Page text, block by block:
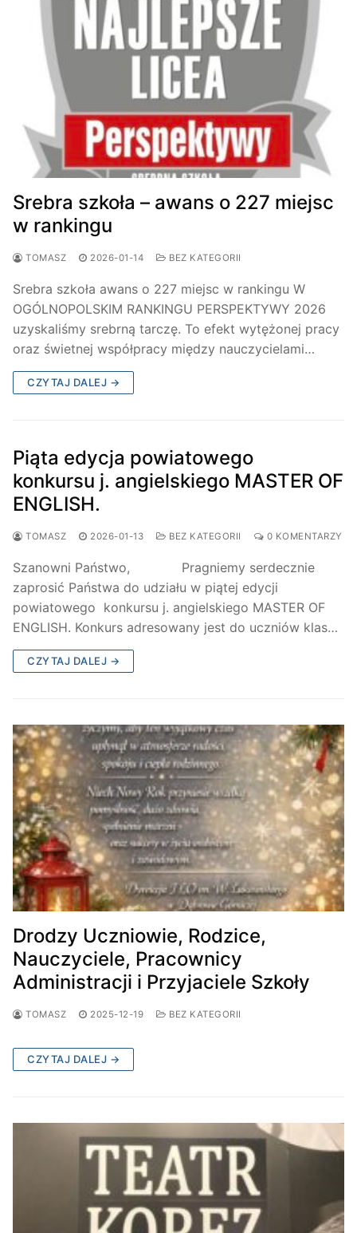
Srebra szkoła – awans o 227 miejsc
w rankingu
TOMASZ 2026-01-14 BEZ KATEGORII
Srebra szkoła awans o 227 miejsc w rankingu W
OGÓLNOPOLSKIM RANKINGU PERSPEKTYWY 2026
uzyskaliśmy srebrną tarczę. To efekt wytężonej pracy
oraz świetnej współpracy między nauczycielami…
CZYTAJ DALEJ →
Piąta edycja powiatowego
konkursu j. angielskiego MASTER OF
ENGLISH.
TOMASZ 2026-01-13 BEZ KATEGORII 0 KOMENTARZY
Szanowni Państwo, Pragniemy serdecznie
zaprosić Państwa do udziału w piątej edycji
powiatowego konkursu j. angielskiego MASTER OF
ENGLISH. Konkurs adresowany jest do uczniów klas…
CZYTAJ DALEJ →
Drodzy Uczniowie, Rodzice,
Nauczyciele, Pracownicy
Administracji i Przyjaciele Szkoły
TOMASZ 2025-12-19 BEZ KATEGORII
CZYTAJ DALEJ →